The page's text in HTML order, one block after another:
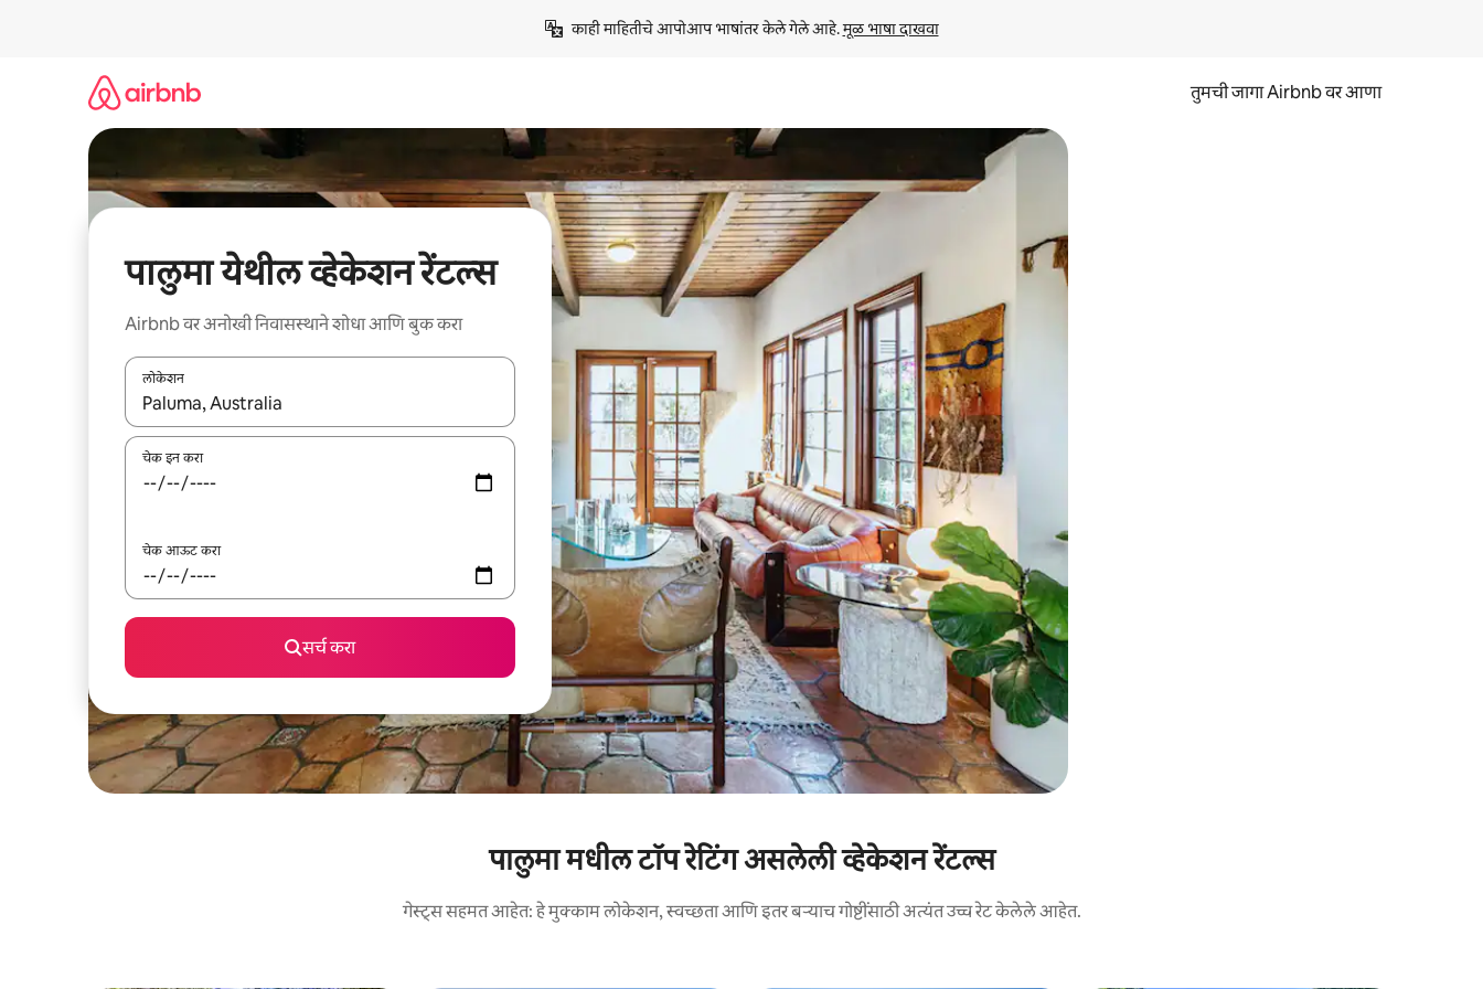
काही माहितीचे आपोआप भाषांतर केले गेले आहे. मूळ भाषा दाखवा
तुमची जागा Airbnb वर आणा
पालुमा येथील व्हेकेशन रेंटल्स
Airbnb वर अनोखी निवासस्थाने शोधा आणि बुक करा
लोकेशन
जेव्हा परिणाम उपलब्ध असतील, तेव्हा वरच्या आणि खाली बाणांच्या किजसह नेव्हिगेट करा किंवा स्पर्शाने स्वाइप जेश्चर्स वापरून एक्सप्लोर करा.
चेक इन करा
चेक आऊट करा
सर्च करा
पालुमा मधील टॉप रेटिंग असलेली व्हेकेशन रेंटल्स
गेस्ट्स सहमत आहेत: हे मुक्काम लोकेशन, स्वच्छता आणि इतर बऱ्याच गोष्टींसाठी अत्यंत उच्च रेट केलेले आहेत.